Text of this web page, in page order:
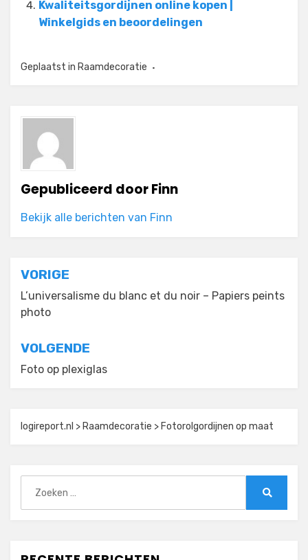
Kwaliteitsgordijnen online kopen |
Winkelgids en beoordelingen
Geplaatst in Raamdecoratie
Gepubliceerd doorFinn
Bekijk alle berichten van Finn
Bericht
navigatie
VORIGE
L’universalisme du blanc et du noir – Papiers peints
photo
VOLGENDE
Foto op plexiglas
logireport.nl >Raamdecoratie >Fotorolgordijnen op maat
naar: